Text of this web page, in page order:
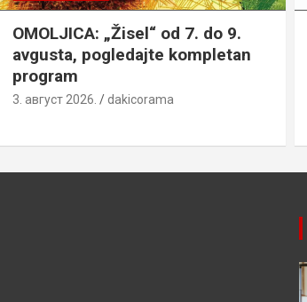
OMOLJICA: „Žisel“ od 7. do 9.
avgusta, pogledajte kompletan
program
3. август 2026. dakicorama